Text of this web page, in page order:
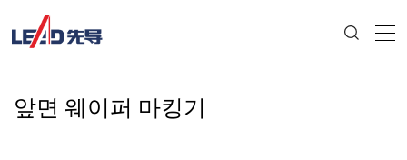
앞면 웨이퍼 마킹기